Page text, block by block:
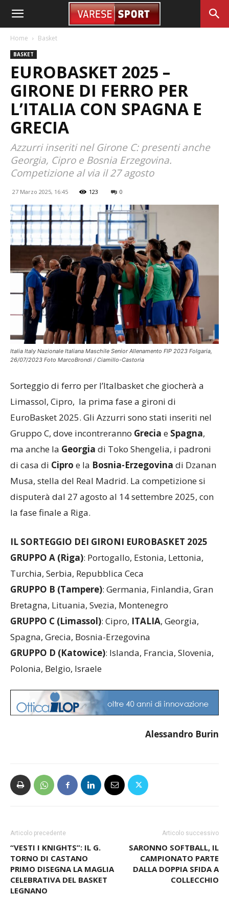
Home Basket
BASKET
EUROBASKET 2025 –
GIRONE DI FERRO PER
L’ITALIA CON SPAGNA E
GRECIA
Azzurri inseriti nel Girone C: presenti anche
Georgia, Cipro e Bosnia Erzegovina.
Competizione al via il 27 agosto
27 Marzo 2025, 16:45 123 0
Italia Italy Nazionale Italiana Maschile Senior Allenamento FIP 2023 Folgaria,
26/07/2023 Foto MarcoBrondi / Ciamillo-Castoria
Sorteggio di ferro per l’Italbasket che giocherà a
Limassol, Cipro, la prima fase a gironi di
EuroBasket 2025. Gli Azzurri sono stati inseriti nel
Gruppo C, dove incontreranno Grecia e Spagna,
ma anche la Georgia di Toko Shengelia, i padroni
di casa di Cipro e la Bosnia-Erzegovina di Dzanan
Musa, stella del Real Madrid. La competizione si
disputerà dal 27 agosto al 14 settembre 2025, con
la fase finale a Riga.
IL SORTEGGIO DEI GIRONI EUROBASKET 2025
GRUPPO A (Riga): Portogallo, Estonia, Lettonia,
Turchia, Serbia, Repubblica Ceca
GRUPPO B (Tampere): Germania, Finlandia, Gran
Bretagna, Lituania, Svezia, Montenegro
GRUPPO C (Limassol): Cipro, ITALIA, Georgia,
Spagna, Grecia, Bosnia-Erzegovina
GRUPPO D (Katowice): Islanda, Francia, Slovenia,
Polonia, Belgio, Israele
Alessandro Burin
Articolo precedente
“VESTI I KNIGHTS”: IL G.
TORNO DI CASTANO
PRIMO DISEGNA LA MAGLIA
CELEBRATIVA DEL BASKET
LEGNANO
Articolo successivo
SARONNO SOFTBALL, IL
CAMPIONATO PARTE
DALLA DOPPIA SFIDA A
COLLECCHIO